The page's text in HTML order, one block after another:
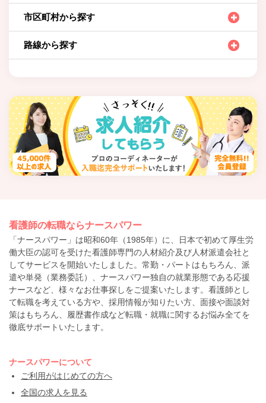
市区町村から探す
路線から探す
看護師の転職ならナースパワー
「ナースパワー」は昭和60年（1985年）に、日本で初めて厚生労
働大臣の認可を受けた看護師専門の人材紹介及び人材派遣会社と
してサービスを開始いたしました。常勤・パートはもちろん、派
遣や単発（業務委託）、ナースパワー独自の就業形態である応援
ナースなど、様々なお仕事探しをご提案いたします。看護師とし
て転職を考えている方や、採用情報が知りたい方、面接や面談対
策はもちろん、履歴書作成など転職・就職に関するお悩み全てを
徹底サポートいたします。
ナースパワーについて
ご利用がはじめての方へ
全国の求人を見る